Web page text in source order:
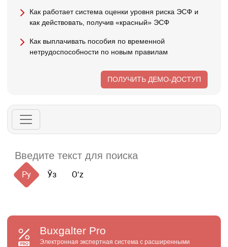
Как работает система оценки уровня риска ЭСФ и
как действовать, получив «красный» ЭСФ
Как выплачивать пособия по временной
нетрудоспособности по новым правилам
ПОЛУЧИТЬ ДЕМО-ДОСТУП
Ру Ўз Oʻz
Buxgalter Pro
Электронная экспертная система с расширенными